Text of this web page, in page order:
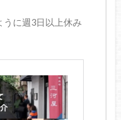
に週3日以上休み